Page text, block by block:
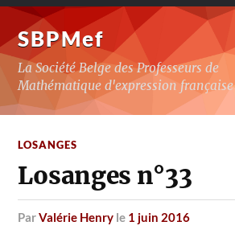
SBPMef
La Société Belge des Professeurs de
Mathématique d'expression française
LOSANGES
Losanges n°33
parValérie Henry le 1 juin 2016